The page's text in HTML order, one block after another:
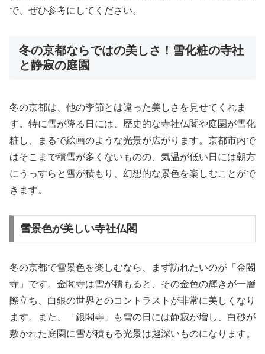
で、ぜひ参考にしてください。
冬の京都ならではの美しさ！雪化粧の寺社
と静寂の庭園
冬の京都は、他の季節とは違った美しさを見せてくれま
す。特に雪が降る日には、歴史的な寺社仏閣や庭園が雪化
粧し、まるで絵画のような光景が広がります。京都市内で
はそこまで積雪が多くないものの、気温が低い日には朝方
にうっすらと雪が積もり、幻想的な景色を楽しむことがで
きます。
雪景色が美しい寺社仏閣
冬の京都で雪景色を楽しむなら、まず訪れたいのが「金閣
寺」です。金閣寺は雪が積もると、その金色の輝きが一層
際立ち、白銀の世界とのコントラストが非常に美しくなり
ます。また、「銀閣寺」も雪の日には静寂が増し、白砂が
敷かれた庭園に雪が積もる光景は趣深いものになります。